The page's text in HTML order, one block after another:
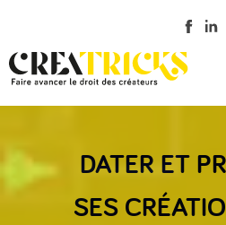
DATER ET
SES